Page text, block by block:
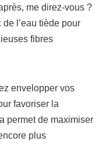
me direz-vous ?
l’eau tiède pour
fibres
envelopper vos
favoriser la
permet de maximiser
plus